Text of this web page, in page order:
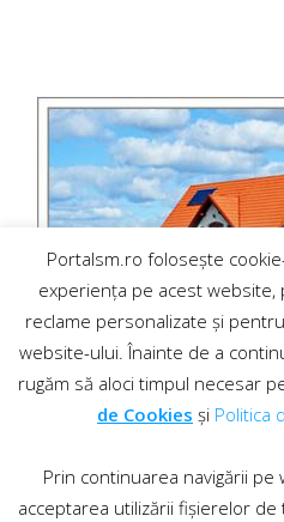
Portalsm.ro folosește
experiența pe acest
reclame personalizate și
website-ului. Înainte de a
rugăm să aloci timpul necesar
de Cookies și Politica
Prin continuarea navigării
acceptarea utilizării fișierelor